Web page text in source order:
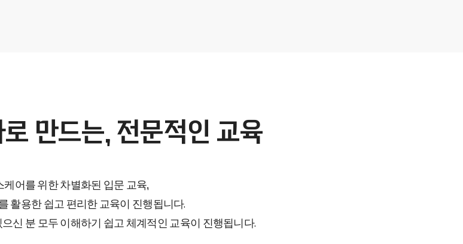
만드는, 전문적인 교육
케어를 위한 차별화된 입문 교육,
활용한 쉽고 편리한 교육이 진행됩니다.
신 분 모두 이해하기 쉽고 체계적인 교육이 진행됩니다.